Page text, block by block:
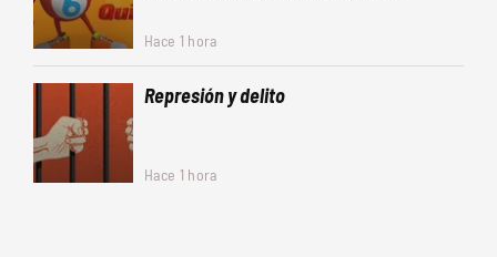
Hace 1 hora
Represión y delito
Hace 1 hora